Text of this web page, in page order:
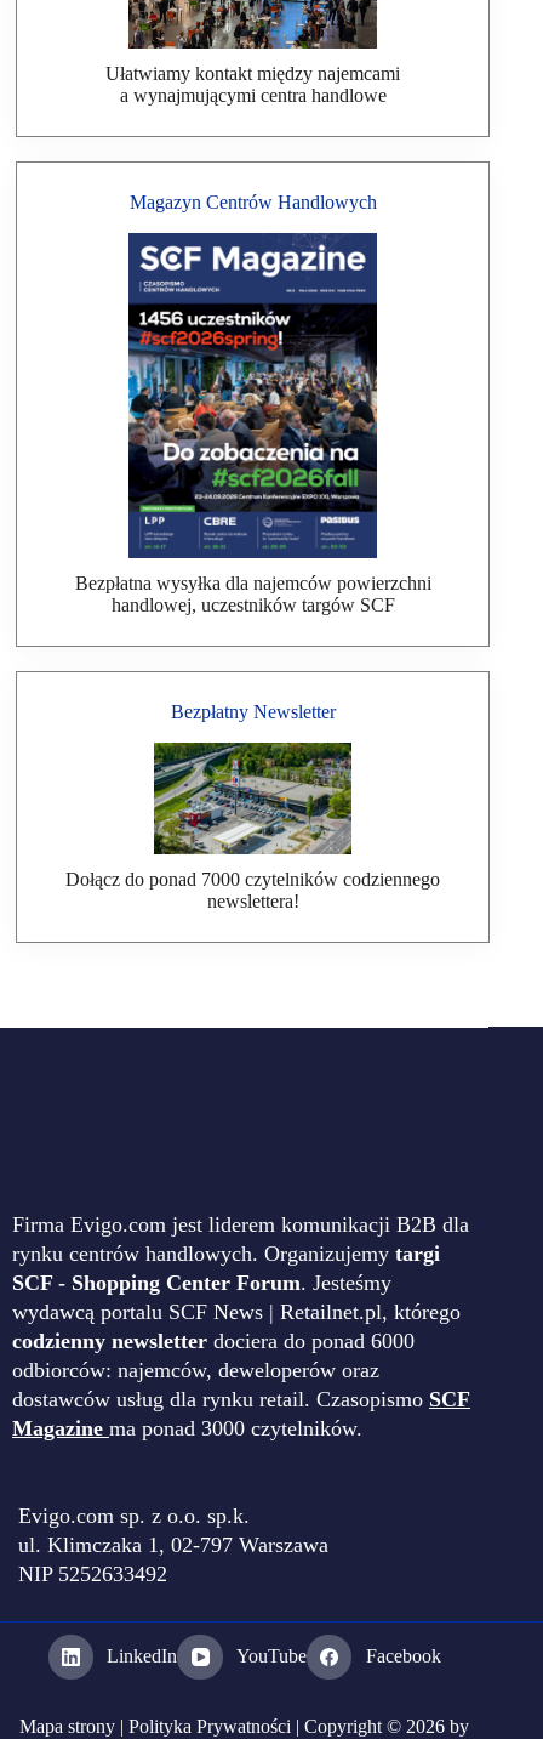
Ułatwiamy kontakt między najemcami
a wynajmującymi centra handlowe
Magazyn Centrów Handlowych
Bezpłatna wysyłka dla najemców powierzchni
handlowej, uczestników targów SCF
Bezpłatny Newsletter
Dołącz do ponad 7000 czytelników codziennego
newslettera!
Firma Evigo.com jest liderem komunikacji B2B dla
rynku centrów handlowych. Organizujemy targi
SCF - Shopping Center Forum. Jesteśmy
wydawcą portalu SCF News | Retailnet.pl, którego
codzienny newsletter dociera do ponad 6000
odbiorców: najemców, deweloperów oraz
dostawców usług dla rynku retail. Czasopismo SCF
Magazine ma ponad 3000 czytelników.
Evigo.com sp. z o.o. sp.k.
ul. Klimczaka 1, 02-797 Warszawa
NIP 5252633492
LinkedIn YouTube Facebook
Mapa strony |Polityka Prywatności | Copyright © 2026 by